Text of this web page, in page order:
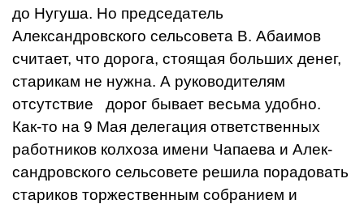
до Нугуша. Но председа­тель
Александровского сель­совета В. Абаимов
считает, что дорога, стоящая боль­ших денег,
старикам не нужна. А руководителям
отсутствие дорог бывает весьма удобно.
Как-то на 9 Мая делегация ответст­венных
работников колхоза имени Чапаева и Алек­
сандровского сельсовете решила порадовать
стари­ков торжественным собра­нием и